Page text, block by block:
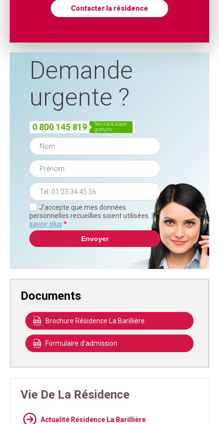
Contacter la résidence
Demande
urgente ?
0 800 145 819
service & appel
gratuits
J'accepte que mes données
personnelles recueillies soient utilisées. En
savoir plus *
Documents
Brochure Résidence La Barillière
Formulaire d'admission
Vie De La Résidence
Actualité Résidence La Barillière